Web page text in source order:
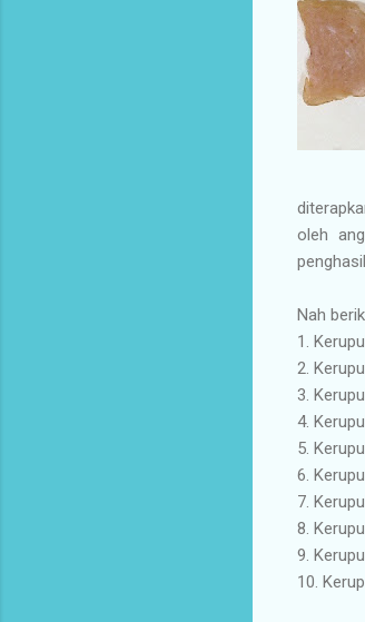
oleh
Nah
1.
2.
3.
4.
5.
6.
7.
8.
9.
10.